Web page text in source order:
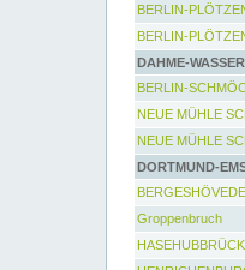
BERLIN-
BERLIN-
DAHME-
BERLIN-
NEUE MÜHLE
NEUE MÜHLE
DORTMUND-
BERGESHÖVEDE
Groppenbruch